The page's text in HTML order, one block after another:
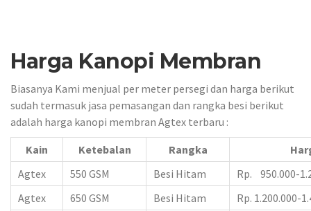
Harga Kanopi Membran
Biasanya Kami menjual per meter persegi dan harga berikut
sudah termasuk jasa pemasangan dan rangka besi berikut
adalah harga kanopi membran Agtex terbaru :
Kain Ketebalan Rangka
Agtex
550 GSM Besi Hitam
Rp. 950.000-
Agtex
650 GSM Besi Hitam
Rp. 1.200.000-